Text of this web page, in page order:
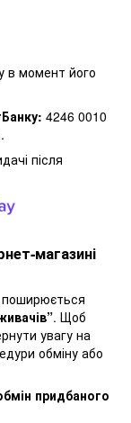
в момент його
4246 0010
після
магазині
поширюється
. Щоб
увагу на
обміну або
придбаного